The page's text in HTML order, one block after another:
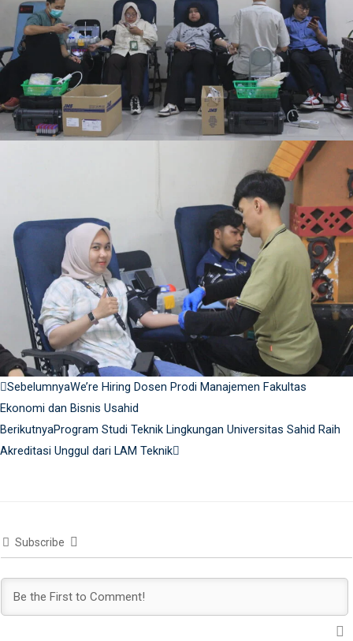
Prev
SebelumnyaWe’re Hiring Dosen Prodi Manajemen Fakultas
Ekonomi dan Bisnis Usahid
BerikutnyaProgram Studi Teknik Lingkungan Universitas Sahid Raih
Akreditasi Unggul dari LAM Teknik
Next
Subscribe